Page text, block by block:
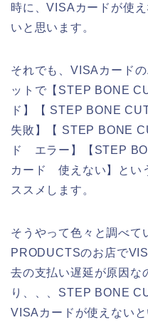
時に、VISAカードが使
いと思います。
それでも、VISAカード
ットで【STEP BONE
ド】【 STEP BONE
失敗】【 STEP BONE
ド エラー】【STEP
カード 使えない】とい
ススメします。
そうやって色々と調べ
PRODUCTSのお店で
去の支払い遅延が原因な
り、、、STEP BONE
VISAカードが使えない